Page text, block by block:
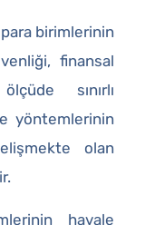
birimlerinin
finansal
sınırlı
yöntemlerinin
olan
havale